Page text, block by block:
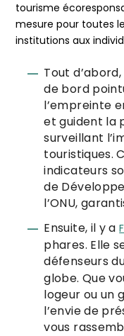
tourisme
mesure pour toutes
institutions aux
Tout
de bord
l’empreinte
et guident la
surveillant
touristiques.
indicateurs
de
l’ONU,
Ensuite, il y a
phares. Elle
défenseurs
globe. Que
logeur ou un
l’envie de
vous